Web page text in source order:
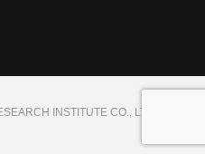
INSTITUTE CO., LTD.